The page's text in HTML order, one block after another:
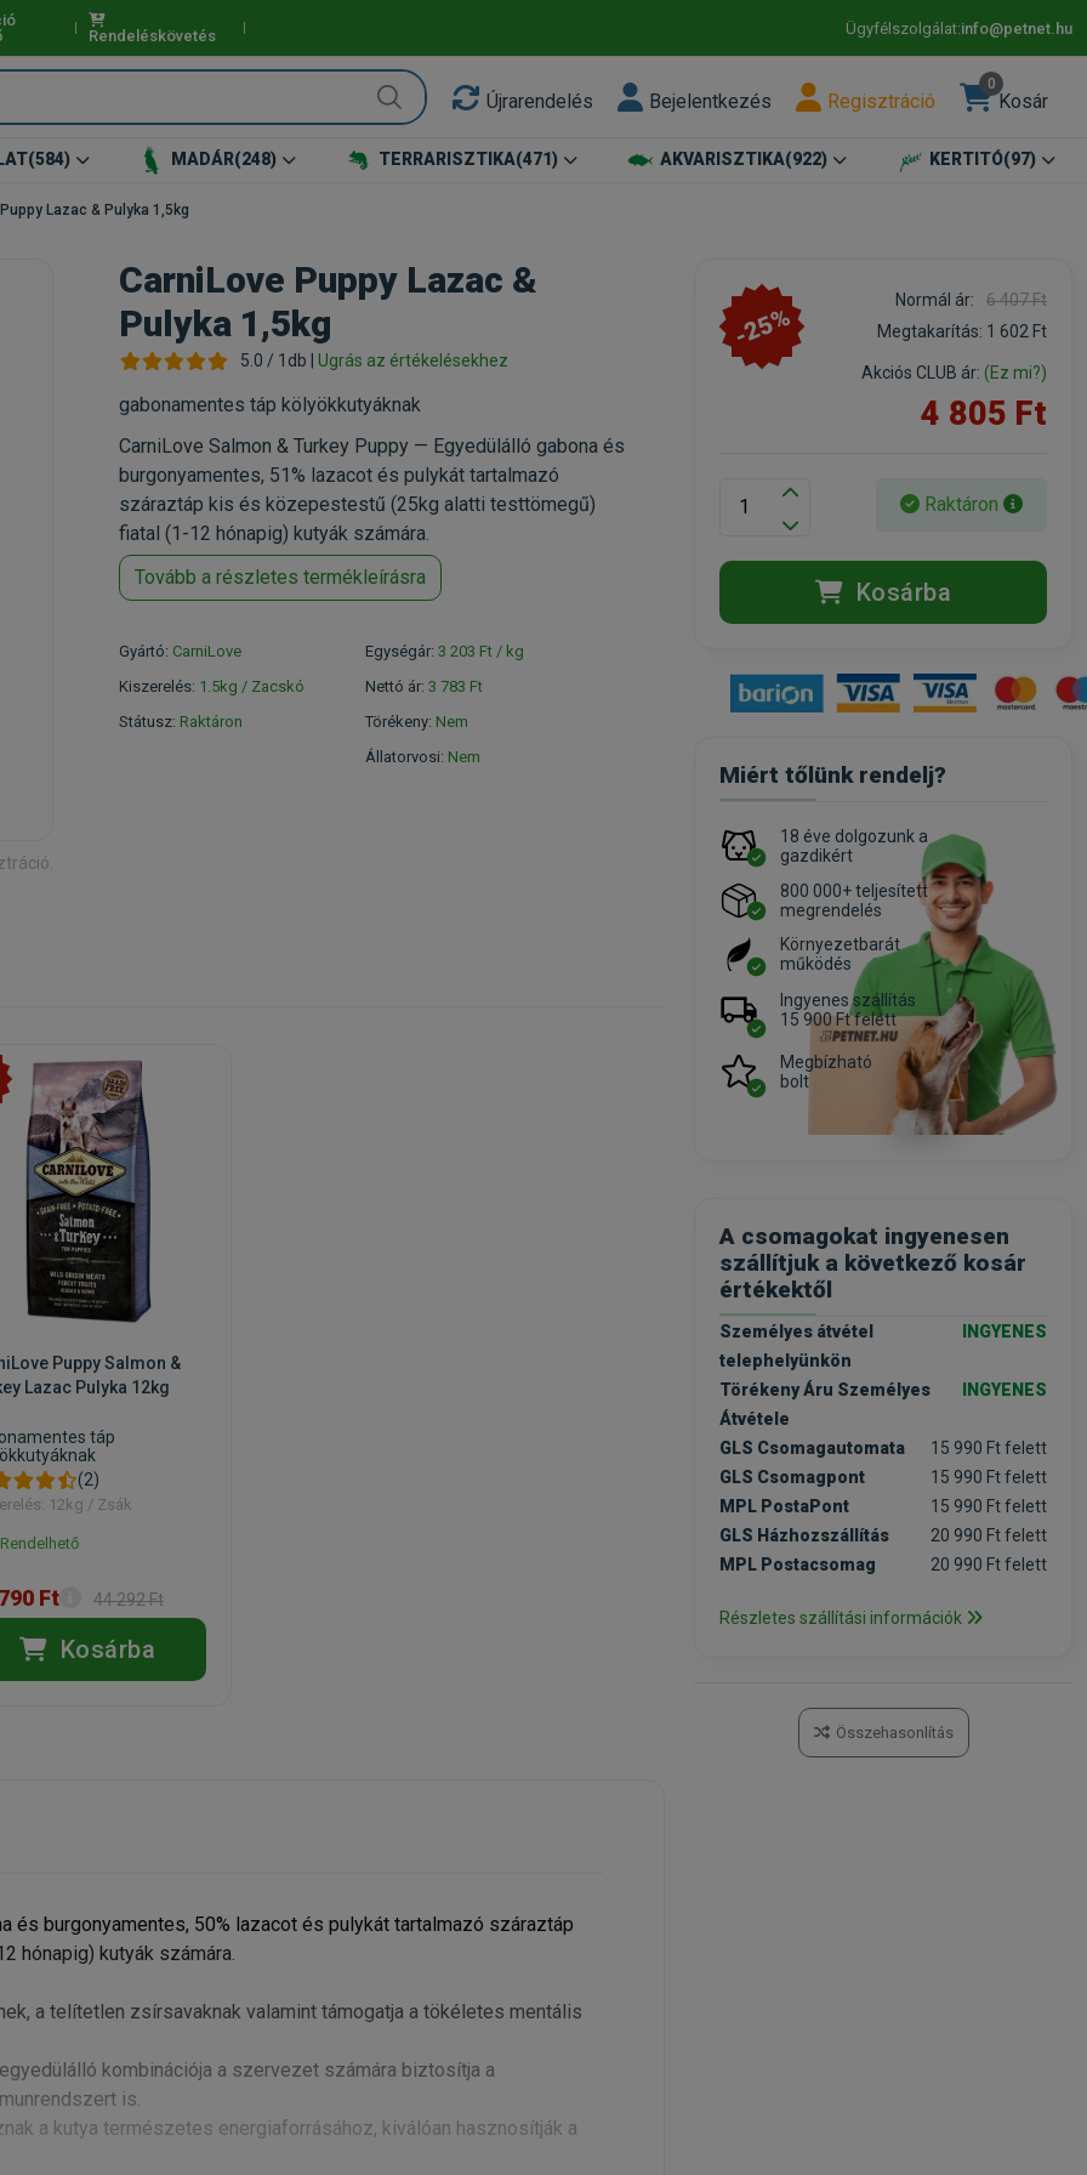
Rendeléskövetés Ügyfélszolgálat:info@petnet.hu
Újrarendelés Bejelentkezés Regisztráció
0
Kosár
(584) MADÁR(248) TERRARISZTIKA(471) AKVARISZTIKA(922) KERTITÓ(97)
Lazac & Pulyka 1,5kg
CarniLove Puppy Lazac &
Pulyka 1,5kg
5.0 / 1db | Ugrás az értékelésekhez
gabonamentes táp kölyökkutyáknak
CarniLove Salmon & Turkey Puppy — Egyedülálló gabona és
burgonyamentes, 51% lazacot és pulykát tartalmazó
száraztáp kis és közepestestű (25kg alatti testtömegű)
fiatal (1-12 hónapig) kutyák számára.
Tovább a részletes termékleírásra
Gyártó: CarniLove
Kiszerelés: 1.5kg / Zacskó
Státusz: Raktáron
Egységár: 3 203 Ft / kg
Nettó ár: 3 783 Ft
Törékeny: Nem
Állatorvosi: Nem
Puppy Salmon &
Lazac Pulyka 12kg
táp
(2)
12kg / Zsák
Ft 44 292 Ft
Kosárba
és burgonyamentes, 50% lazacot és pulykát tartalmazó száraztáp
hónapig) kutyák számára.
a telítetlen zsírsavaknak valamint támogatja a tökéletes mentális
kombinációja a szervezet számára biztosítja a
is.
a kutya természetes energiaforrásához, kiválóan hasznosítják a
-25%
Normál ár:
6 407 Ft
Megtakarítás: 1 602 Ft
Akciós CLUB ár: (Ez mi?)
4 805 Ft
Raktáron
Kosárba
Miért tőlünk rendelj?
18 éve dolgozunk a
gazdikért
800 000+ teljesített
megrendelés
Környezetbarát
működés
Ingyenes szállítás
15 900 Ft felett
Megbízható
bolt
A csomagokat ingyenesen
szállítjuk a következő kosár
értékektől
Személyes átvétel
telephelyünkön
INGYENES
Törékeny Áru Személyes
Átvétele
INGYENES
GLS Csomagautomata
15 990 Ft felett
GLS Csomagpont
15 990 Ft felett
MPL PostaPont
15 990 Ft felett
GLS Házhozszállítás
20 990 Ft felett
MPL Postacsomag
20 990 Ft felett
Részletes szállítási információk
Összehasonlítás